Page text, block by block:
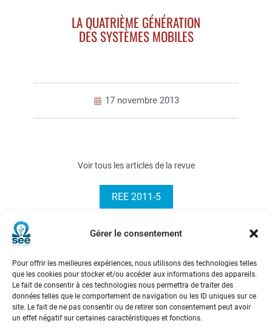
Gérer le consentement
Pour offrir les meilleures expériences, nous utilisons des technologies telles
que les cookies pour stocker et/ou accéder aux informations des appareils.
Le fait de consentir à ces technologies nous permettra de traiter des
données telles que le comportement de navigation ou les ID uniques sur ce
site. Le fait de ne pas consentir ou de retirer son consentement peut avoir
un effet négatif sur certaines caractéristiques et fonctions.
LA QUATRIÈME GÉNÉRATION
DES SYSTÈMES MOBILES
17 novembre 2013
Voir tous les articles de la revue
REE 2011-5
Société de l’Electricité, de l’Electronique et des Technologies
de l’Information et de la Communication